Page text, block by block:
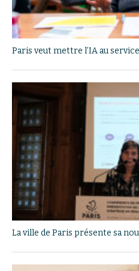
Paris veut mettre l’IA au
La ville de Paris présente sa